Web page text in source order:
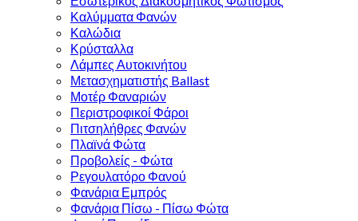
Καλύμματα Φανών
Καλώδια
Κρύσταλλα
Λάμπες Αυτοκινήτου
Μετασχηματιστής Ballast
Μοτέρ Φαναριών
Περιστροφικοί Φάροι
Πιτσηλήθρες Φανών
Πλαϊνά Φώτα
Προβολείς - Φώτα
Ρεγουλατόρο Φανού
Φανάρια Εμπρός
Φανάρια Πίσω - Πίσω Φώτα